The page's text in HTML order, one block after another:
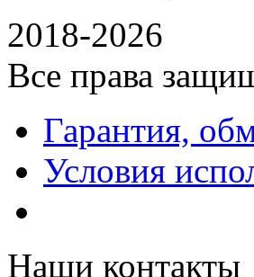
2018-2026
Все права
Гарантия,
Условия
Наши контакты